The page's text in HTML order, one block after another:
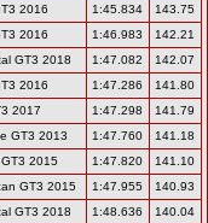
2016 1:45.834
143.75
2016 1:46.983
142.21
GT3 2018 1:47.082
142.07
2016 1:47.286
141.80
2017 1:47.298
141.79
GT3 2013 1:47.760
141.18
2015 1:47.820
141.10
GT3 2015 1:47.955
140.93
GT3 2018 1:48.636
140.04